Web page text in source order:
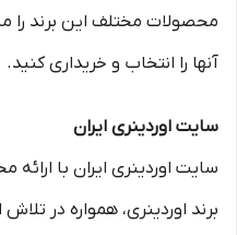
محصولات مختلف این برند را
آنها را انتخاب و خریداری کنید.
سایت اوردینری ایران
سایت اوردینری ایران با
برند اوردینری، همواره در